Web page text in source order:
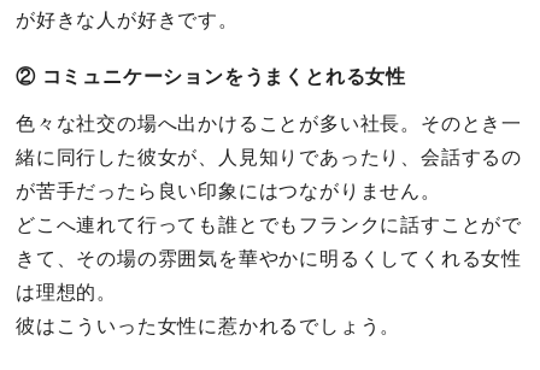
が好きな人が好きです。
② コミュニケーションをうまくとれる女性
色々な社交の場へ出かけることが多い社長。そのとき一
緒に同行した彼女が、人見知りであったり、会話するの
が苦手だったら良い印象にはつながりません。
どこへ連れて行っても誰とでもフランクに話すことがで
きて、その場の雰囲気を華やかに明るくしてくれる女性
は理想的。
彼はこういった女性に惹かれるでしょう。